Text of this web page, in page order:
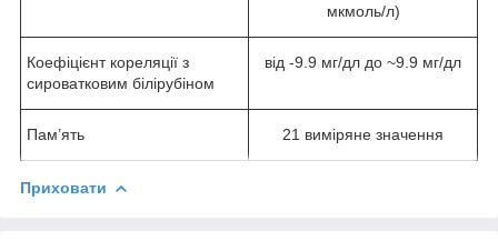
мкмоль/л)
Коефіцієнт кореляції з
сироватковим білірубіном
від -9.9 мг/дл до ~9.9 мг/дл
Пам’ять 21 виміряне значення
Приховати